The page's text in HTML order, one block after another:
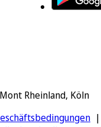
Rheinland, Köln